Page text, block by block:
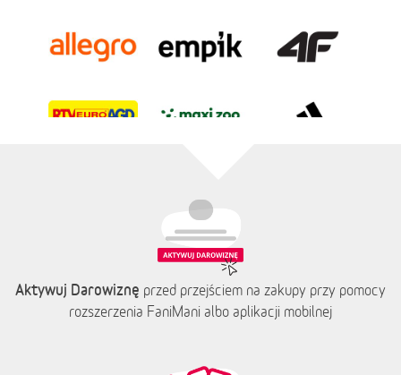
Aktywuj Darowiznę przed przejściem na zakupy przy pomocy
rozszerzenia FaniMani albo aplikacji mobilnej